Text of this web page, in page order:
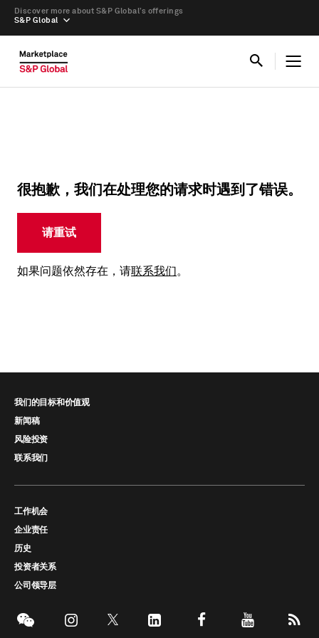
S&P Global
Discover more about S&P Global’s offerings
很抱歉，我们在处理您的请求时遇到了错误。
请重试
如果问题依然存在，请联系我们。
我们的目标和价值观
新闻稿
风险投资
联系我们
工作机会
企业责任
历史
投资者关系
公司领导层